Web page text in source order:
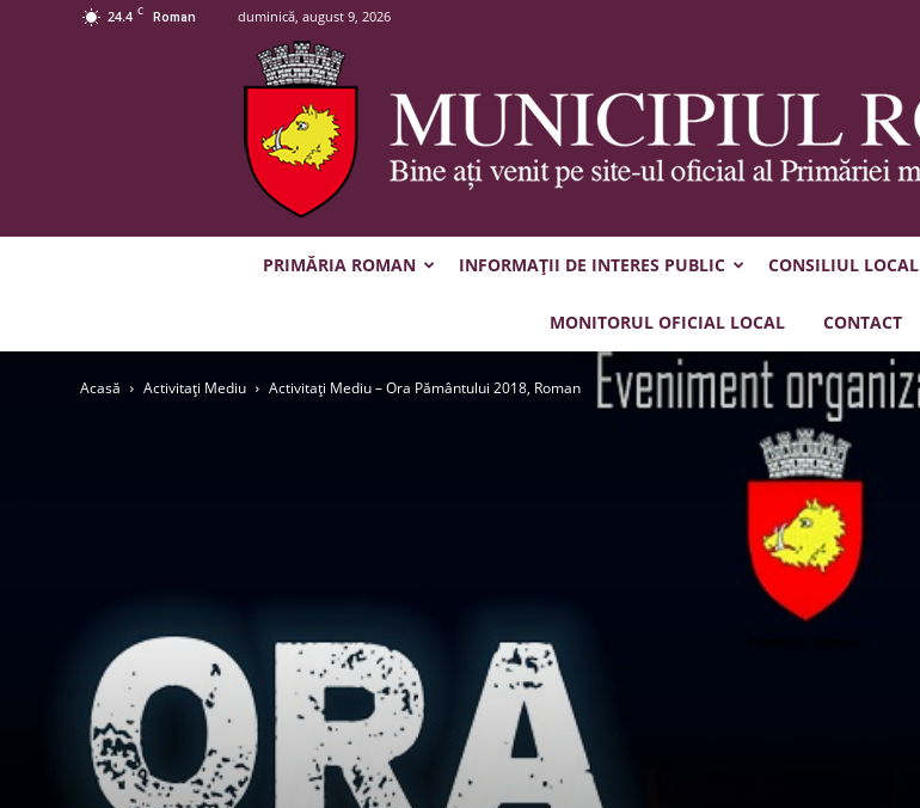
24.4 C Roman duminică, august 9, 2026
Municipiul
Roman
PRIMĂRIA ROMAN INFORMAȚII DE INTERES PUBLIC CONSILIUL LOCAL
MONITORUL OFICIAL LOCAL CONTACT
Acasă Activitaţi Mediu Activitaţi Mediu – Ora Pământului 2018, Roman